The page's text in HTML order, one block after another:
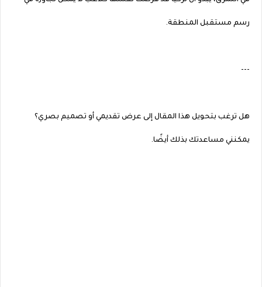
رسم مستقبل المنطقة.
---
هل ترغب بتحويل هذا المقال إلى عرض تقديمي أو تصميم بصري؟
يمكنني مساعدتك بذلك أيضًا.